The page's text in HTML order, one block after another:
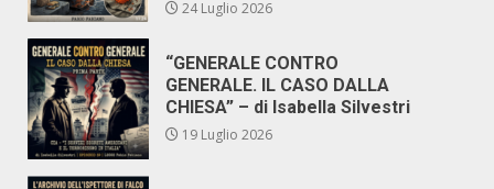
24 Luglio 2026
“GENERALE CONTRO
GENERALE. IL CASO DALLA
CHIESA” – di Isabella Silvestri
19 Luglio 2026